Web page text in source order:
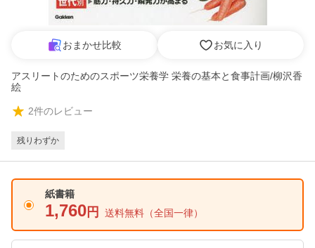
おまかせ比較 お気に入り
アスリートのためのスポーツ栄養学 栄養の基本と食事計画/柳沢香
絵
2件のレビュー
残りわずか
紙書籍
1,760 円 送料無料 （全国一律）